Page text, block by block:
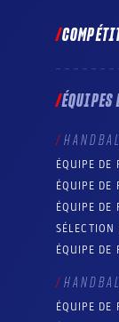
ÉQUIPES
ÉQUIPE DE
ÉQUIPE DE
ÉQUIPE DE
ÉQUIPE DE
ÉQUIPE DE